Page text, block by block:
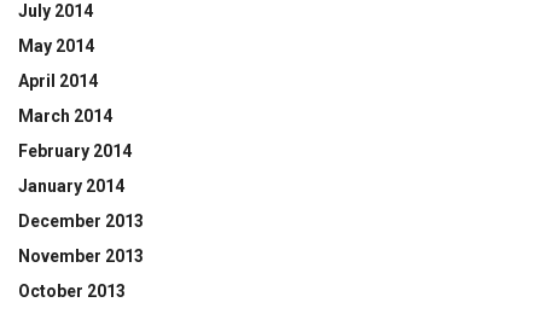
July 2014
May 2014
April 2014
March 2014
February 2014
January 2014
December 2013
November 2013
October 2013